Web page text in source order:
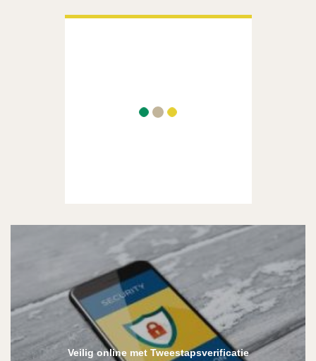
Veilig online met Tweestapsverificatie